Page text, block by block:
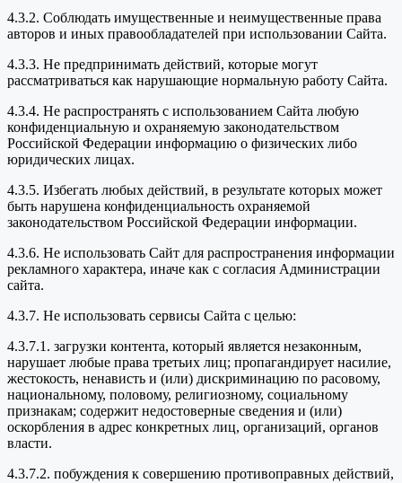
4.3.2. Соблюдать имущественные и неимущественные права
авторов и иных правообладателей при использовании Сайта.
4.3.3. Не предпринимать действий, которые могут
рассматриваться как нарушающие нормальную работу Сайта.
4.3.4. Не распространять с использованием Сайта любую
конфиденциальную и охраняемую законодательством
Российской Федерации информацию о физических либо
юридических лицах.
4.3.5. Избегать любых действий, в результате которых может
быть нарушена конфиденциальность охраняемой
законодательством Российской Федерации информации.
4.3.6. Не использовать Сайт для распространения информации
рекламного характера, иначе как с согласия Администрации
сайта.
4.3.7. Не использовать сервисы Сайта с целью:
4.3.7.1. загрузки контента, который является незаконным,
нарушает любые права третьих лиц; пропагандирует насилие,
жестокость, ненависть и (или) дискриминацию по расовому,
национальному, половому, религиозному, социальному
признакам; содержит недостоверные сведения и (или)
оскорбления в адрес конкретных лиц, организаций, органов
власти.
4.3.7.2. побуждения к совершению противоправных действий,